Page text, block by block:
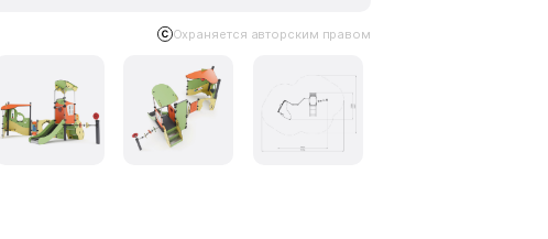
Охраняется авторским правом